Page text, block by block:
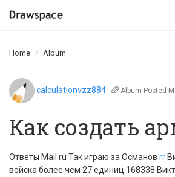
Home Album
calculationvzz884 Album Posted
Как создать
Ответы Mail ru Так играю за Османов rr
войска более чем 27 единиц 168338